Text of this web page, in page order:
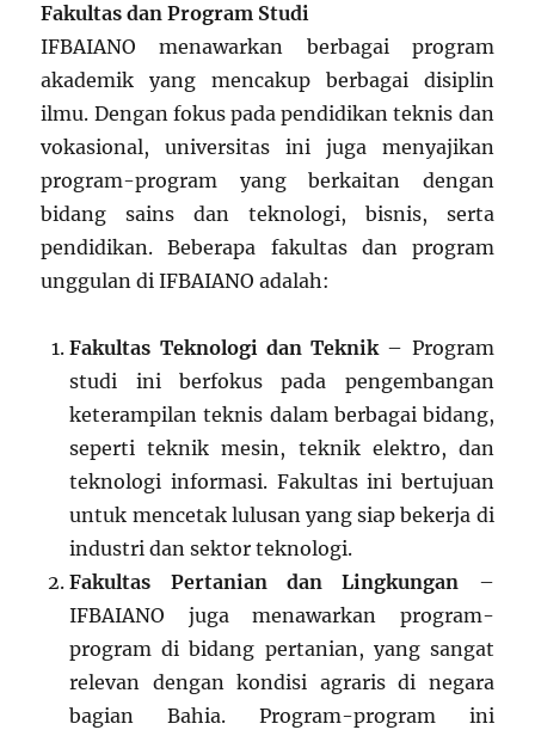
Fakultas dan Program Studi
IFBAIANO menawarkan berbagai program
akademik yang mencakup berbagai disiplin
ilmu. Dengan fokus pada pendidikan teknis dan
vokasional, universitas ini juga menyajikan
program-program yang berkaitan dengan
bidang sains dan teknologi, bisnis, serta
pendidikan. Beberapa fakultas dan program
unggulan di IFBAIANO adalah:
Fakultas Teknologi dan Teknik– Program
studi ini berfokus pada pengembangan
keterampilan teknis dalam berbagai bidang,
seperti teknik mesin, teknik elektro, dan
teknologi informasi. Fakultas ini bertujuan
untuk mencetak lulusan yang siap bekerja di
industri dan sektor teknologi.
Fakultas Pertanian dan Lingkungan –
IFBAIANO juga menawarkan program-
program di bidang pertanian, yang sangat
relevan dengan kondisi agraris di negara
bagian Bahia. Program-program ini